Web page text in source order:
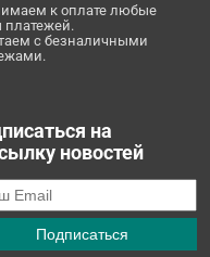
к оплате любые
платежей.
с безналичными
на
новостей